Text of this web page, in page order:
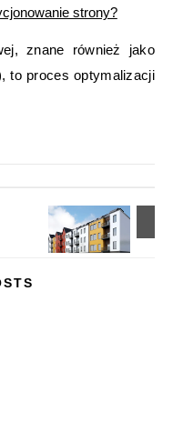
strony?
znane również jako
to proces optymalizacji